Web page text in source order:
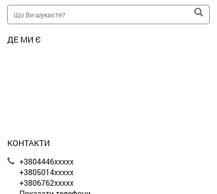
ДЕ МИ Є
КОНТАКТИ
+3804446xxxxx
+3805014xxxxx
+3806762xxxxx